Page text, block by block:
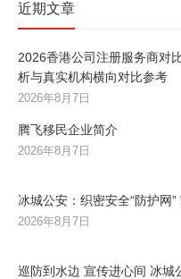
近期文章
2026香港公司注册服务商对
析与真实机构横向对比参考
2026年8月7日
腾飞移民企业简介
2026年8月7日
冰城公安：织密安全“防护网”
2026年8月7日
巡防到水边 宣传进心间 冰城